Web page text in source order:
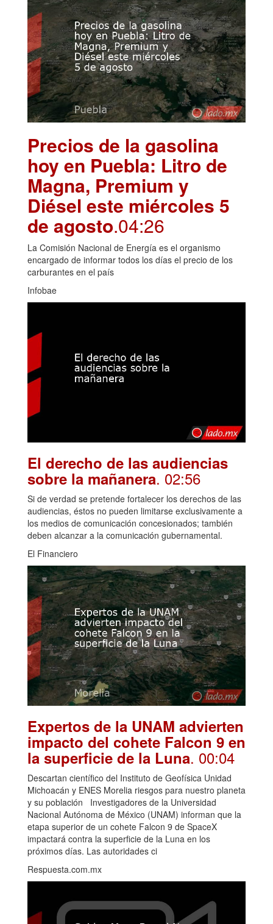
Precios de la gasolina
hoy en Puebla: Litro de
Magna, Premium y
Diésel este miércoles 5
de agosto.04:26
La Comisión Nacional de Energía es el organismo
encargado de informar todos los días el precio de los
carburantes en el país
Infobae
El derecho de las audiencias
sobre la mañanera. 02:56
Si de verdad se pretende fortalecer los derechos de las
audiencias, éstos no pueden limitarse exclusivamente a
los medios de comunicación concesionados; también
deben alcanzar a la comunicación gubernamental.
El Financiero
Expertos de la UNAM advierten
impacto del cohete Falcon 9 en
la superficie de la Luna. 00:04
Descartan científico del Instituto de Geofísica Unidad
Michoacán y ENES Morelia riesgos para nuestro planeta
y su población Investigadores de la Universidad
Nacional Autónoma de México (UNAM) informan que la
etapa superior de un cohete Falcon 9 de SpaceX
impactará contra la superficie de la Luna en los
próximos días. Las autoridades ci
Respuesta.com.mx